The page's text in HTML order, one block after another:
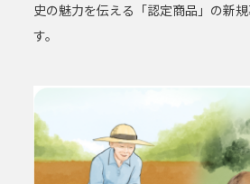
史の魅力を伝える「認定商品」の新
す。